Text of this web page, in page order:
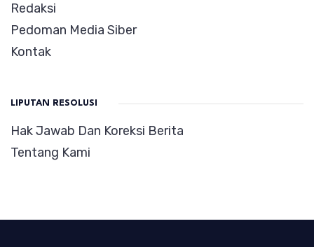
Redaksi
Pedoman Media Siber
Kontak
LIPUTAN RESOLUSI
Hak Jawab Dan Koreksi Berita
Tentang Kami